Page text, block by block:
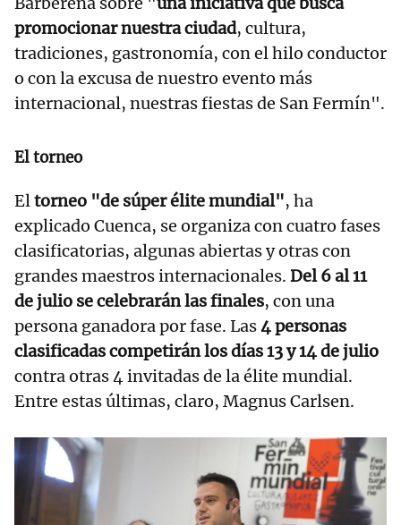
promocionar nuestra ciudad, cultura,
tradiciones, gastronomía, con el hilo conductor
o con la excusa de nuestro evento más
internacional, nuestras fiestas de San Fermín".
El torneo
Eltorneo "de súper élite mundial", ha
explicado Cuenca, se organiza con cuatro fases
clasificatorias, algunas abiertas y otras con
grandes maestros internacionales. Del 6 al 11
de julio se celebrarán las finales, con una
persona ganadora por fase. Las4 personas
clasificadas competirán los días 13 y 14 de julio
contra otras 4 invitadas de la élite mundial.
Entre estas últimas, claro, Magnus Carlsen.